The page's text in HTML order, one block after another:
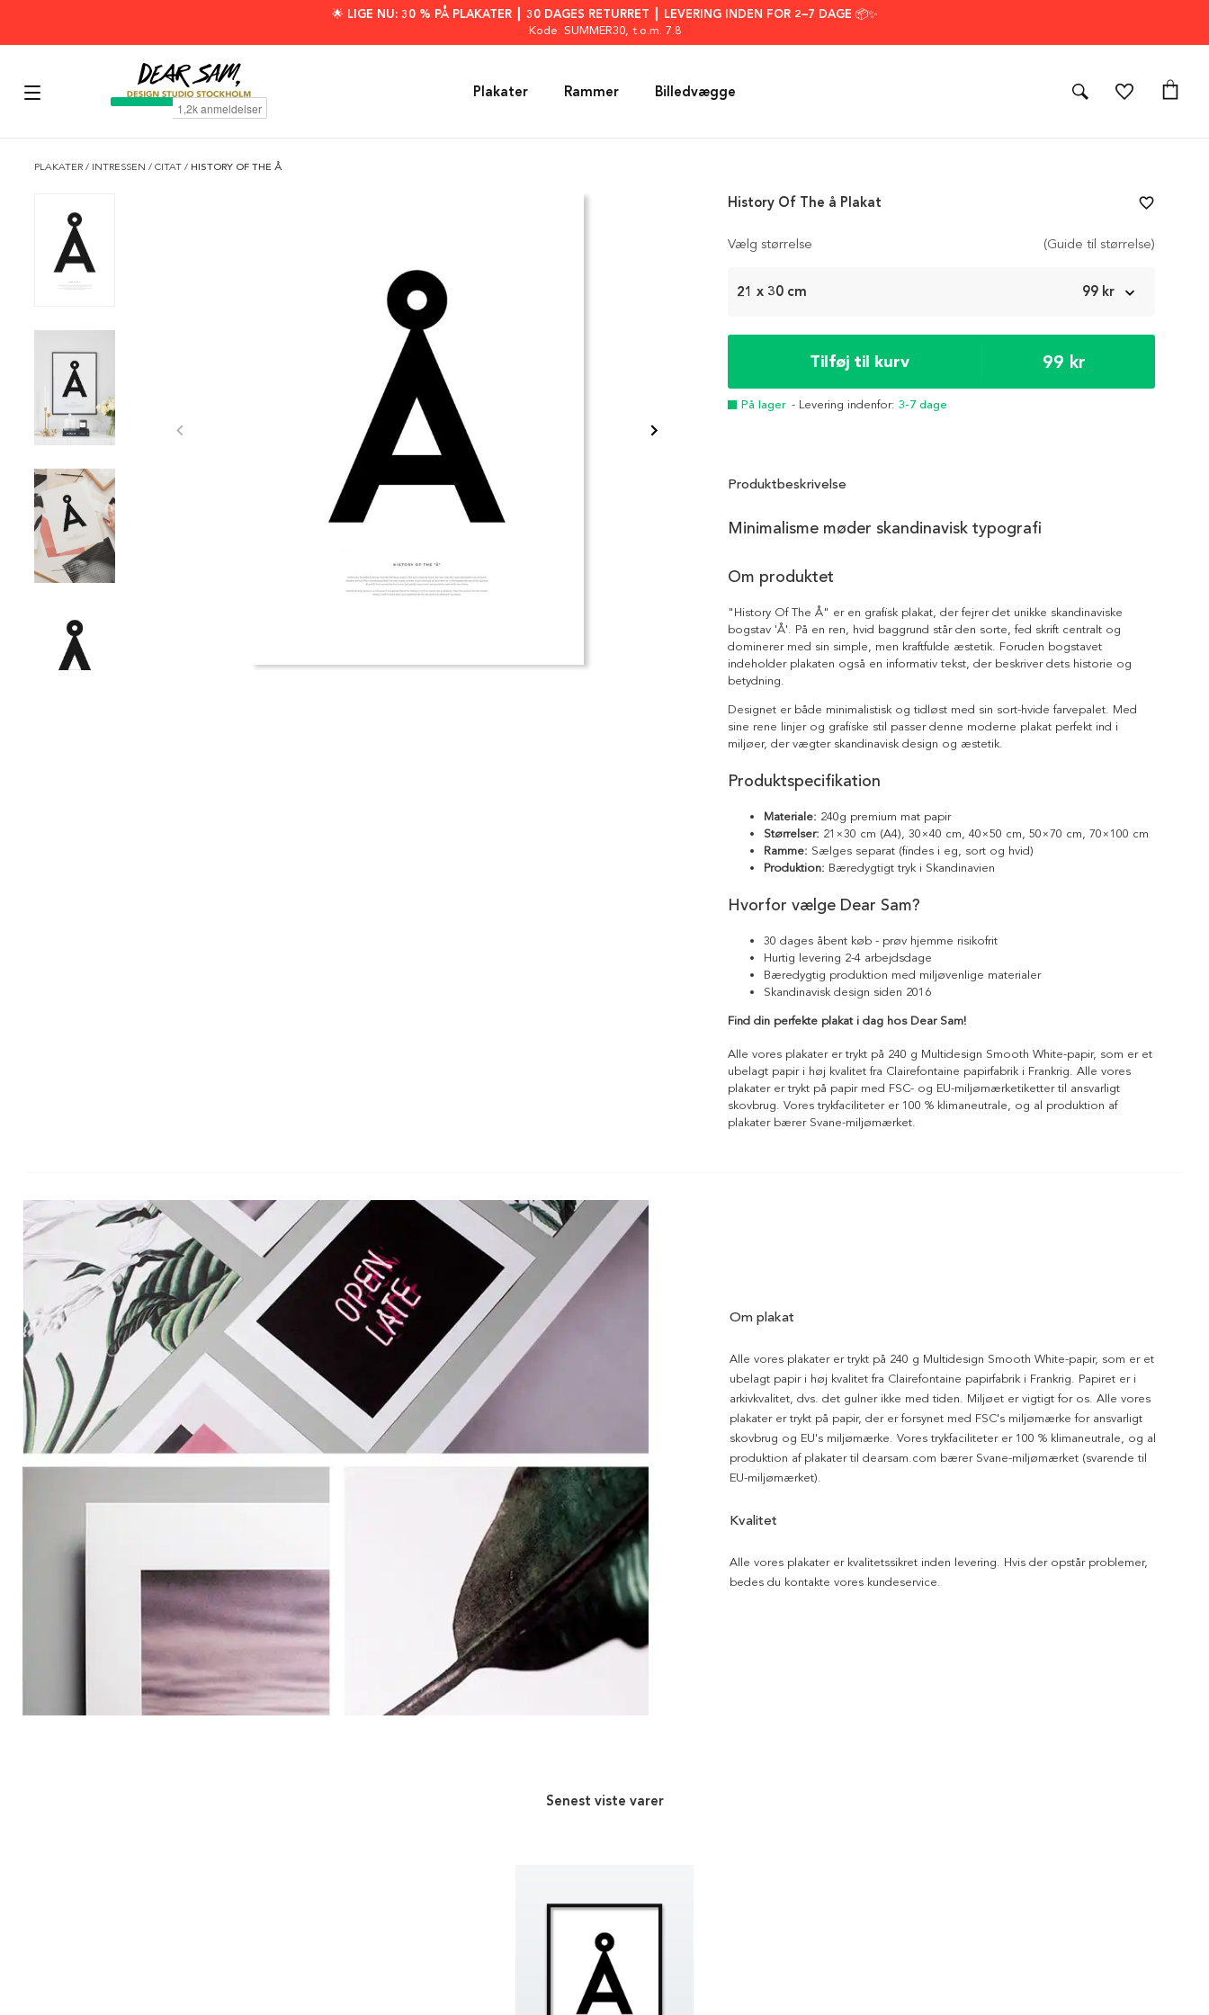
🌟 LIGE NU: 30 % PÅ PLAKATER ┃ 30 DAGES RETURRET ┃ LEVERING INDEN FOR 2–7 DAGE 📦✨
Kode: SUMMER30, t.o.m. 7.8
Plakater Rammer Billedvægge
PLAKATER / INTRESSEN / CITAT / HISTORY OF THE Å
Vælg størrelse (Guide til størrelse)
21 x 30 cm 99 kr
Tilføj til kurv 99 kr
På lager - Levering indenfor: 3-7 dage
History Of The å Plakat favorite_border
Produktbeskrivelse
Minimalisme møder skandinavisk typografi
Om produktet
"History Of The Å" er en grafisk plakat, der fejrer det unikke skandinaviske
bogstav 'Å'. På en ren, hvid baggrund står den sorte, fed skrift centralt og
dominerer med sin simple, men kraftfulde æstetik. Foruden bogstavet
indeholder plakaten også en informativ tekst, der beskriver dets historie og
betydning.
Designet er både minimalistisk og tidløst med sin sort-hvide farvepalet. Med
sine rene linjer og grafiske stil passer denne moderne plakat perfekt ind i
miljøer, der vægter skandinavisk design og æstetik.
Produktspecifikation
Materiale: 240g premium mat papir
Størrelser: 21×30 cm (A4), 30×40 cm, 40×50 cm, 50×70 cm, 70×100 cm
Ramme: Sælges separat (findes i eg, sort og hvid)
Produktion: Bæredygtigt tryk i Skandinavien
Hvorfor vælge Dear Sam?
30 dages åbent køb - prøv hjemme risikofrit
Hurtig levering 2-4 arbejdsdage
Bæredygtig produktion med miljøvenlige materialer
Skandinavisk design siden 2016
Find din perfekte plakat i dag hos Dear Sam!
Alle vores plakater er trykt på 240 g Multidesign Smooth White-papir, som er et
ubelagt papir i høj kvalitet fra Clairefontaine papirfabrik i Frankrig. Alle vores
plakater er trykt på papir med FSC- og EU-miljømærketiketter til ansvarligt
skovbrug. Vores trykfaciliteter er 100 % klimaneutrale, og al produktion af
plakater bærer Svane-miljømærket.
Om plakat
Alle vores plakater er trykt på 240 g Multidesign Smooth White-papir, som er et
ubelagt papir i høj kvalitet fra Clairefontaine papirfabrik i Frankrig. Papiret er i
arkivkvalitet, dvs. det gulner ikke med tiden. Miljøet er vigtigt for os. Alle vores
plakater er trykt på papir, der er forsynet med FSC's miljømærke for ansvarligt
skovbrug og EU's miljømærke. Vores trykfaciliteter er 100 % klimaneutrale, og al
produktion af plakater til dearsam.com bærer Svane-miljømærket (svarende til
EU-miljømærket).
Kvalitet
Alle vores plakater er kvalitetssikret inden levering. Hvis der opstår problemer,
bedes du kontakte vores kundeservice.
Senest viste varer